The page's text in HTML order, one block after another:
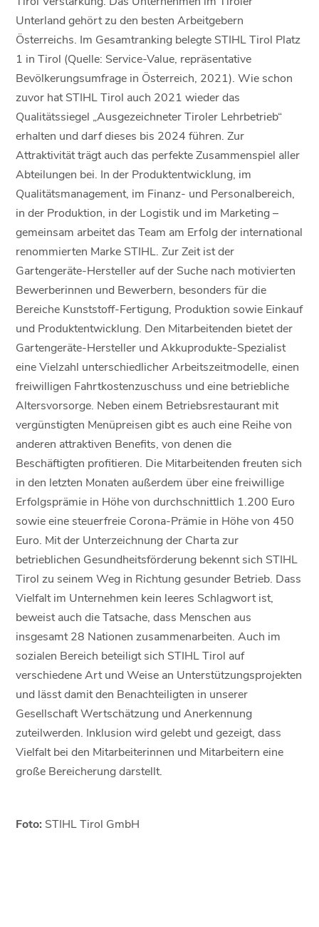
Unterland gehört zu den besten Arbeitgebern
Österreichs. Im Gesamtranking belegte STIHL Tirol Platz
1 in Tirol (Quelle: Service-Value, repräsentative
Bevölkerungsumfrage in Österreich, 2021). Wie schon
zuvor hat STIHL Tirol auch 2021 wieder das
Qualitätssiegel „Ausgezeichneter Tiroler Lehrbetrieb“
erhalten und darf dieses bis 2024 führen. Zur
Attraktivität trägt auch das perfekte Zusammenspiel aller
Abteilungen bei. In der Produktentwicklung, im
Qualitätsmanagement, im Finanz- und Personalbereich,
in der Produktion, in der Logistik und im Marketing –
gemeinsam arbeitet das Team am Erfolg der international
renommierten Marke STIHL. Zur Zeit ist der
Gartengeräte-Hersteller auf der Suche nach motivierten
Bewerberinnen und Bewerbern, besonders für die
Bereiche Kunststoff-Fertigung, Produktion sowie Einkauf
und Produktentwicklung. Den Mitarbeitenden bietet der
Gartengeräte-Hersteller und Akkuprodukte-Spezialist
eine Vielzahl unterschiedlicher Arbeitszeitmodelle, einen
freiwilligen Fahrtkostenzuschuss und eine betriebliche
Altersvorsorge. Neben einem Betriebsrestaurant mit
vergünstigten Menüpreisen gibt es auch eine Reihe von
anderen attraktiven Benefits, von denen die
Beschäftigten profitieren. Die Mitarbeitenden freuten sich
in den letzten Monaten außerdem über eine freiwillige
Erfolgsprämie in Höhe von durchschnittlich 1.200 Euro
sowie eine steuerfreie Corona-Prämie in Höhe von 450
Euro. Mit der Unterzeichnung der Charta zur
betrieblichen Gesundheitsförderung bekennt sich STIHL
Tirol zu seinem Weg in Richtung gesunder Betrieb. Dass
Vielfalt im Unternehmen kein leeres Schlagwort ist,
beweist auch die Tatsache, dass Menschen aus
insgesamt 28 Nationen zusammenarbeiten. Auch im
sozialen Bereich beteiligt sich STIHL Tirol auf
verschiedene Art und Weise an Unterstützungsprojekten
und lässt damit den Benachteiligten in unserer
Gesellschaft Wertschätzung und Anerkennung
zuteilwerden. Inklusion wird gelebt und gezeigt, dass
Vielfalt bei den Mitarbeiterinnen und Mitarbeitern eine
große Bereicherung darstellt.
Foto: STIHL Tirol GmbH